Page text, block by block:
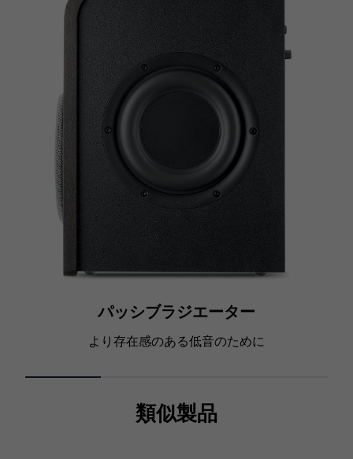
パッシブラジエーター
より存在感のある低音のために
類似製品